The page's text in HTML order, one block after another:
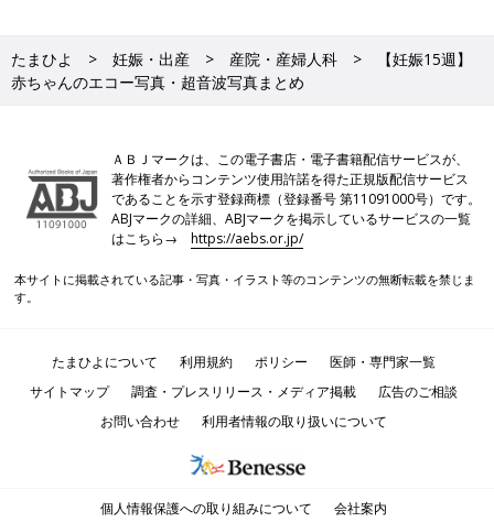
たまひよ 妊娠・出産 産院・産婦人科
【妊娠15週】
赤ちゃんのエコー写真・超音波写真まとめ
ＡＢＪマークは、この電子書店・電子書籍配信サービスが、
著作権者からコンテンツ使用許諾を得た正規版配信サービス
であることを示す登録商標（登録番号 第11091000号）です。
ABJマークの詳細、ABJマークを掲示しているサービスの一覧
はこちら→https://aebs.or.jp/
本サイトに掲載されている記事・写真・イラスト等のコンテンツの無断転載を禁じま
す。
たまひよについて 利用規約 ポリシー
医師・専門家一覧
サイトマップ
調査・プレスリリース・メディア掲載
広告のご相談
お問い合わせ
利用者情報の取り扱いについて
個人情報保護への取り組みについて 会社案内